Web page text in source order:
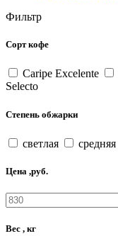
Фильтр
Сорт кофе
Caripe Excelente
Selecto
Степень обжарки
светлая средняя
Цена ,руб.
Вес , кг